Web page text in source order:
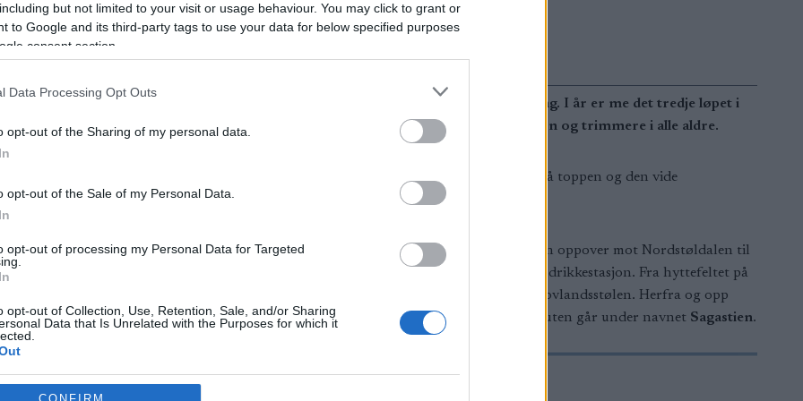
but not limited to your visit or usage behaviour. You may click to grant or
to Google and its third-party tags to use your data for below specified purposes
consent section.
Data Processing Opt Outs
opt-out of the Sharing of my personal data.
opt-out of the Sale of my Personal Data.
opt-out of processing my Personal Data for Targeted
opt-out of Collection, Use, Retention, Sale, and/or Sharing
Data that Is Unrelated with the Purposes for which it
Sauda
HEMSIDA
godt synlig fra fjorden. Motbakkeløpet arrangeres i år for trettende gang. I år er me det tredje løpet i
i Norge kommer til motbakkefest i Sauda – sammen med mange hundre barn og trimmere i alle aldre.
og konkurranse. Enten man er ung eller gammel, trent eller utrent, kan man nå toppen og den vide
som trengs er en liten porsjon stå-på-vilje.
idylliske Fosstveitdammen og gårdsbrukene der. Videre følger man den nye turveien oppover mot Nordstøldalen til
til raskeste mann og kvinne som passerer Brekkestølsbråtet 300 moh der det også er drikkestasjon. Fra hyttefeltet på
på grusveg, før stigningen for alvor tar seg opp etterhvert som man nærmer seg Hovlandsstølen. Herfra og opp
som sherpaer fra Nepal har bygget. Turen fra fjorden opp til Hovlandsnuten går under navnet Sagastien.